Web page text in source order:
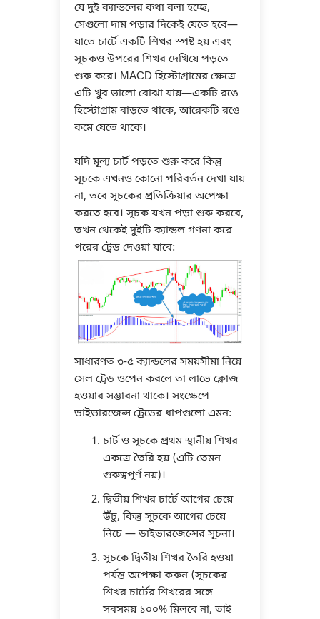
যে দুই ক্যান্ডলের কথা বলা হচ্ছে,
সেগুলো দাম পড়ার দিকেই যেতে হবে—
যাতে চার্টে একটি শিখর স্পষ্ট হয় এবং
সূচকও উপরের শিখর দেখিয়ে পড়তে
শুরু করে। MACD হিস্টোগ্রামের ক্ষেত্রে
এটি খুব ভালো বোঝা যায়—একটি রঙে
হিস্টোগ্রাম বাড়তে থাকে, আরেকটি রঙে
কমে যেতে থাকে।
যদি মূল্য চার্ট পড়তে শুরু করে কিন্তু
সূচকে এখনও কোনো পরিবর্তন দেখা যায়
না, তবে সূচকের প্রতিক্রিয়ার অপেক্ষা
করতে হবে। সূচক যখন পড়া শুরু করবে,
তখন থেকেই দুইটি ক্যান্ডল গণনা করে
পরের ট্রেড দেওয়া যাবে:
সাধারণত ৩-৫ ক্যান্ডলের সময়সীমা নিয়ে
সেল ট্রেড ওপেন করলে তা লাভে ক্লোজ
হওয়ার সম্ভাবনা থাকে। সংক্ষেপে
ডাইভারজেন্স ট্রেডের ধাপগুলো এমন:
চার্ট ও সূচকে প্রথম স্থানীয় শিখর
একত্রে তৈরি হয় (এটি তেমন
গুরুত্বপূর্ণ নয়)।
দ্বিতীয় শিখর চার্টে আগের চেয়ে
উঁচু, কিন্তু সূচকে আগের চেয়ে
নিচে — ডাইভারজেন্সের সূচনা।
সূচকে দ্বিতীয় শিখর তৈরি হওয়া
পর্যন্ত অপেক্ষা করুন (সূচকের
শিখর চার্টের শিখরের সঙ্গে
সবসময় ১০০% মিলবে না, তাই